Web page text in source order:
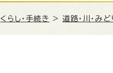
くらし・手続き >道路・川・みど